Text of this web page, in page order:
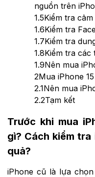
nguồn trên
1.5Kiểm tra
1.6Kiểm tra
1.7Kiểm tra
1.8Kiểm tra các
1.9Nên mua
2Mua iPhone
2.1Nên mua
2.2Tạm kết
Trước khi mua
gì? Cách kiểm tra
quả?
iPhone cũ là lựa